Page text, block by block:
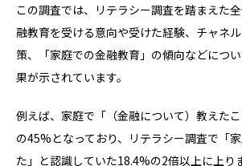
この調査では、リテラシー調査を踏まえた
融教育を受ける意向や受けた経験、チャネ
策、「家庭での金融教育」の傾向などにつ
果が示されています。
例えば、家庭で「（金融について）教えた
の45%となっており、リテラシー調査で「
た」と認識していた18.4%の2倍以上に上り